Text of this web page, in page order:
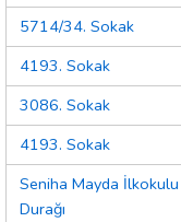
5714/34. Sokak
4193. Sokak
3086. Sokak
4193. Sokak
Seniha Mayda
Durağı